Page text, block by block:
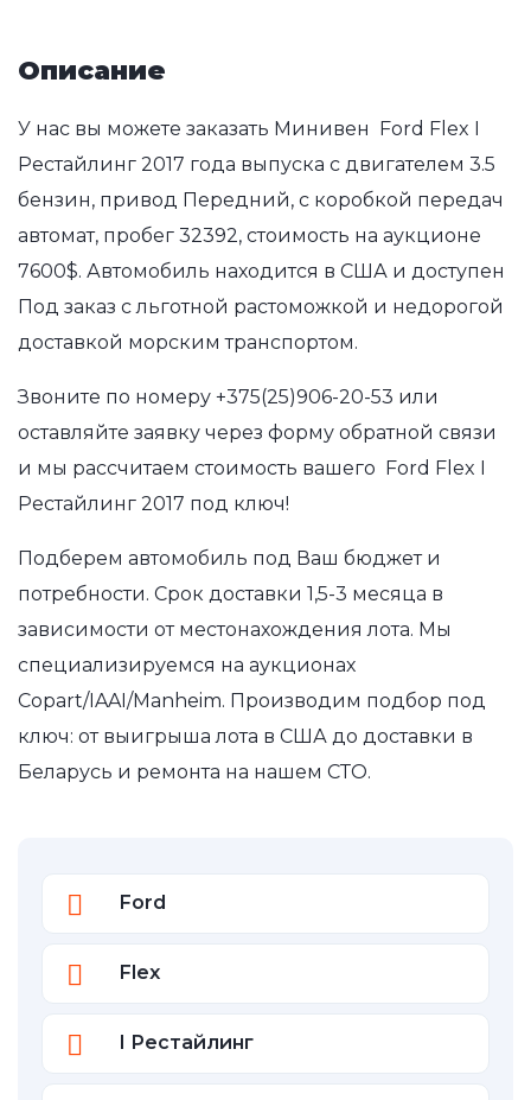
Описание
У нас вы можете заказать Минивен Ford Flex I
Рестайлинг 2017 года выпуска с двигателем 3.5
бензин, привод Передний, с коробкой передач
автомат, пробег 32392, стоимость на аукционе
7600$. Автомобиль находится в США и доступен
Под заказ с льготной растоможкой и недорогой
доставкой морским транспортом.
Звоните по номеру +375(25)906-20-53 или
оставляйте заявку через форму обратной связи
и мы рассчитаем стоимость вашего Ford Flex I
Рестайлинг 2017 под ключ!
Подберем автомобиль под Ваш бюджет и
потребности. Срок доставки 1,5-3 месяца в
зависимости от местонахождения лота. Мы
специализируемся на аукционах
Copart/IAAI/Manheim. Производим подбор под
ключ: от выигрыша лота в США до доставки в
Беларусь и ремонта на нашем СТО.
Ford
Flex
I Рестайлинг